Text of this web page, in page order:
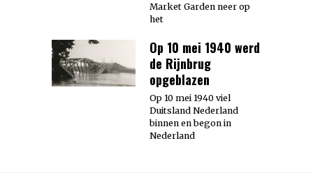
Market Garden neer op
het
Op 10 mei 1940 werd
de Rijnbrug
opgeblazen
Op 10 mei 1940 viel
Duitsland Nederland
binnen en begon in
Nederland